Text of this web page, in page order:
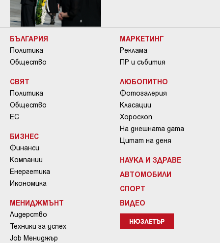
БЪЛГАРИЯ
Политика
Общество
СВЯТ
Политика
Общество
ЕС
БИЗНЕС
Финанси
Компании
Енергетика
Икономика
МЕНИДЖМЪНТ
Лидерство
Техники за успех
Job Мениджър
МАРКЕТИНГ
Реклама
ПР и събития
ЛЮБОПИТНО
Фотогалерия
Класации
Хороскоп
На днешната дата
Цитат на деня
НАУКА И ЗДРАВЕ
АВТОМОБИЛИ
СПОРТ
ВИДЕО
НЮЗЛЕТЪР